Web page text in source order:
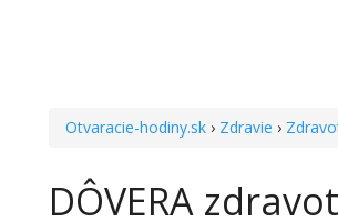
Otvaracie-hodiny.sk › Zdravie ›
DÔVERA